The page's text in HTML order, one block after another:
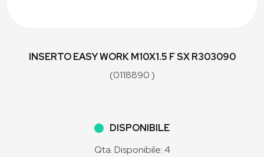
INSERTO EASY WORK M10X1.5 F SX R303090
(0118890 )
DISPONIBILE
Qta. Disponibile: 4